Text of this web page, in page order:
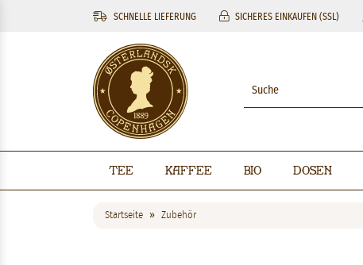
SCHNELLE LIEFERUNG SICHERES EINKAUFEN (SSL)
Tee Kaffee BIO Dosen
Startseite Zubehör